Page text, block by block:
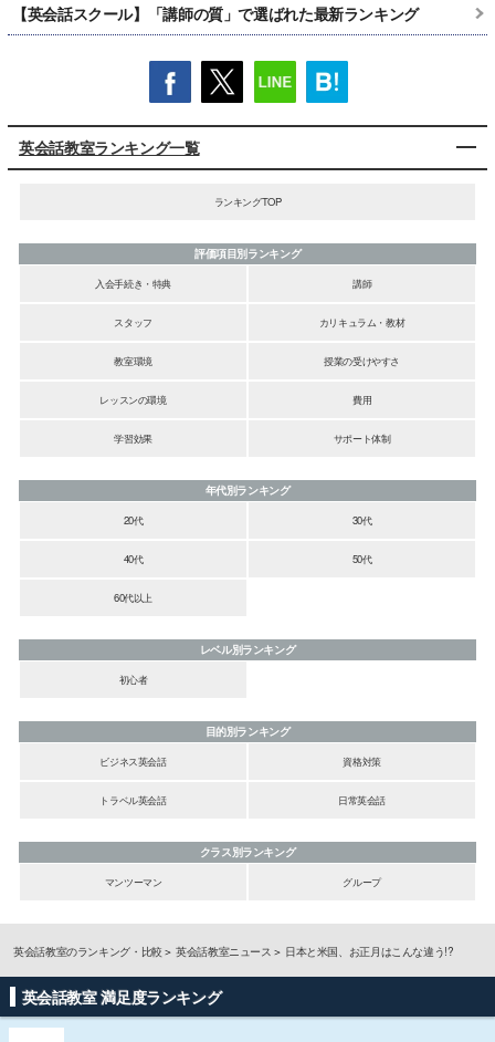
【英会話スクール】「講師の質」で選ばれた最新ランキング
英会話教室ランキング一覧
ランキングTOP
評価項目別ランキング
入会手続き・特典
講師
スタッフ カリキュラム・教材
教室環境 授業の受けやすさ
レッスンの環境 費用
学習効果 サポート体制
年代別ランキング
20代
30代
40代 50代
60代以上
レベル別ランキング
初心者
目的別ランキング
ビジネス英会話
資格対策
トラベル英会話 日常英会話
クラス別ランキング
マンツーマン
グループ
英会話教室のランキング・比較 英会話教室ニュース 日本と米国、お正月はこんな違う!?
英会話教室 満足度ランキング